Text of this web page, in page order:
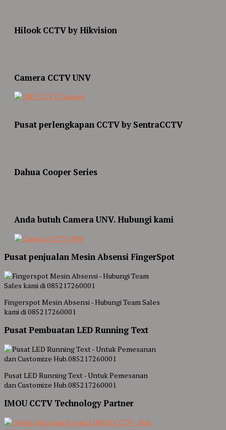
Hilook CCTV by Hikvision
Camera CCTV UNV
Pusat perlengkapan CCTV by SentraCCTV
Dahua Cooper Series
Anda butuh Camera UNV. Hubungi kami
Pusat penjualan Mesin Absensi FingerSpot
Fingerspot Mesin Absensi - Hubungi Team Sales
kami di 085217260001
Pusat Pembuatan LED Running Text
Pusat LED Running Text - Untuk Pemesanan
dan Customize Hub.085217260001
IMOU CCTV Technology Partner